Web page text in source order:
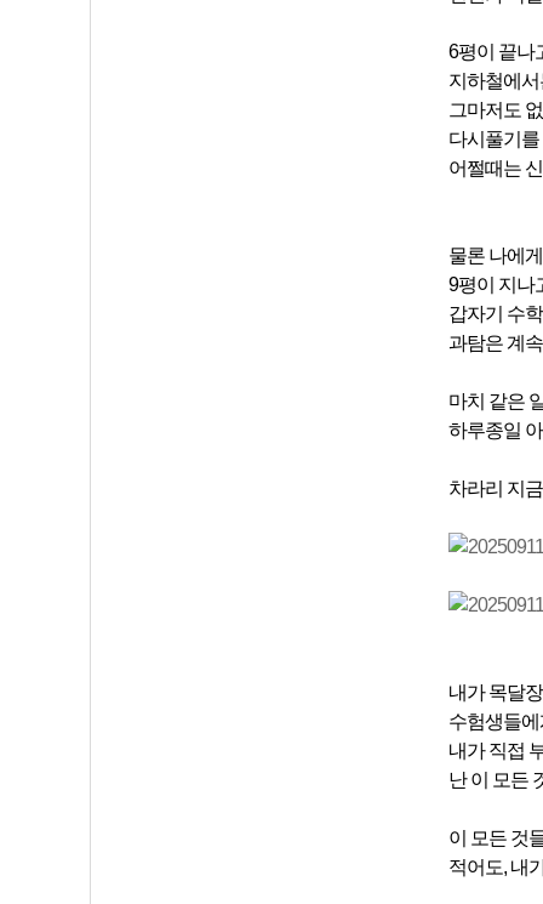
6평이 끝나
지하철에
그마저도
다시풀기
어쩔때는
물론 나에
9평이 지나
갑자기 수
과탐은 계
마치 같은
하루종일
차라리 지
내가 목달
수험생들
내가 직접
난 이 모든
이 모든 것
적어도, 내